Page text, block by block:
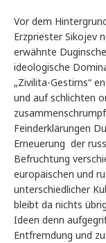
Vor dem
Erzpriester Sikojev
erwähnte
ideologische
„Zivilita-Gestirns“
und auf schlichten
Feinderklärungen
Erneuerung der
Befruchtung
europäischen und
unterschiedlicher
bleibt da nichts
Ideen denn
Entfremdung und